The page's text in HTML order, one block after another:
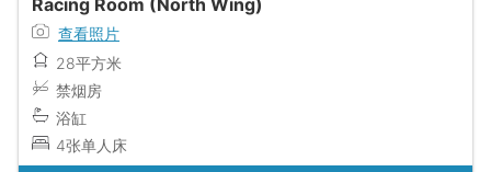
查看照片
28平方米
禁烟房
浴缸
4张单人床